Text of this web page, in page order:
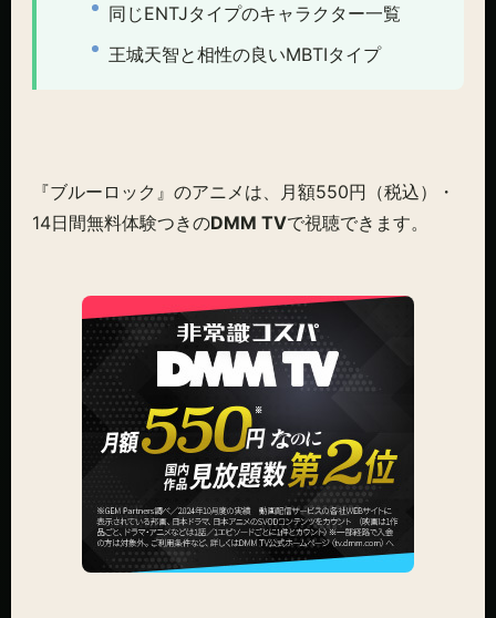
同じENTJタイプのキャラクター一覧
王城天智と相性の良いMBTIタイプ
『ブルーロック』のアニメは、月額550円（税込）・
14日間無料体験つきのDMM TVで視聴できます。